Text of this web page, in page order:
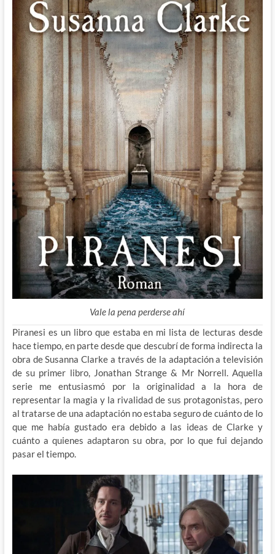
Vale la pena perderse ahí
Piranesi es un libro que estaba en mi lista de lecturas desde
hace tiempo, en parte desde que descubrí de forma indirecta la
obra de Susanna Clarke a través de la adaptación a televisión
de su primer libro, Jonathan Strange & Mr Norrell. Aquella
serie me entusiasmó por la originalidad a la hora de
representar la magia y la rivalidad de sus protagonistas, pero
al tratarse de una adaptación no estaba seguro de cuánto de lo
que me había gustado era debido a las ideas de Clarke y
cuánto a quienes adaptaron su obra, por lo que fui dejando
pasar el tiempo.